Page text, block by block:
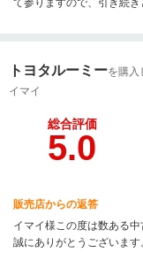
トヨタルーミーを購入
イマイ
総合評価
5.0
販売店からの返答
イマイ様この度は数ある
誠にありがとうございま